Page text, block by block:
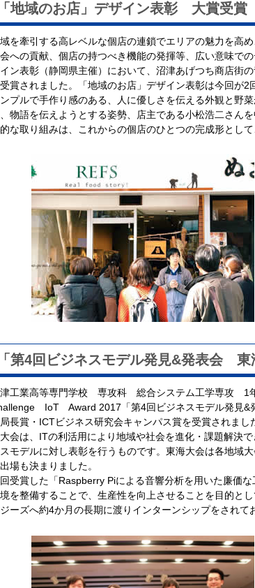
「地域のお店」デザイン表彰 大賞受
を牽引する高レベルな個店の連鎖でエリアの魅力を高
への貢献、個店の持つべき機能の発揮等、広い意味で
ン表彰（静岡県主催）において、沼津あげつち商店街
賞されました。「地域のお店」デザイン表彰は今回が2
プルで手作り感のある、人に優しさを伝える外観と野
、物語を伝えようとする姿勢、店主である小松浩二さん
な取り組みは、これからの個店のひとつの完成形とし
「第4回ビジネスモデル発見&発表会
工業高等専門学校 専攻科 総合システム工学専攻 1
IoT Award 2017「第4回ビジネスモデル発見&
長賞・ICTビジネス研究会キャンパス賞を受賞されまし
会は、ITの利活用により地域や社会を進化・課題解決
モデルに対し表彰を行うものです。東海大会は各地域
場も決まりました。
受賞した「Raspberry Piによる音響分析を用いた廉価
を整備することで、生産性を向上させることを目的と
ーズへ約4か月の長期に渡りインターンシップをされ